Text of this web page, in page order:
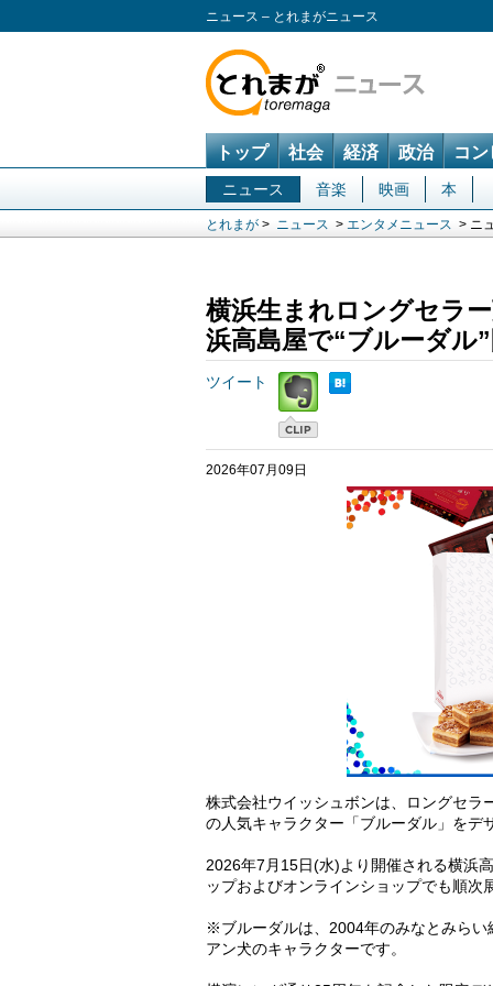
ニュース – とれまがニュース
トップ 社会 経済 政治 コン
ニュース 音楽 映画 本
とれまが > ニュース > エンタメニュース > ニ
横浜生まれロングセラ
浜高島屋で“ブルーダル
ツイート
2026年07月09日
株式会社ウイッシュボンは、ロングセラ
の人気キャラクター「ブルーダル」をデ
2026年7月15日(水)より開催される横浜
ップおよびオンラインショップでも順次
※ブルーダルは、2004年のみなとみらい
アン犬のキャラクターです。